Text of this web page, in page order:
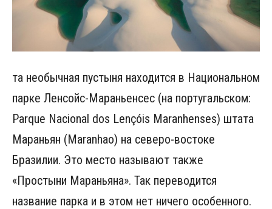
та необычная пустыня находится в Национальном
парке Ленсойc-Мараньенсес (на португальском:
Parque Nacional dos Lençóis Maranhenses) штата
Мараньян (Maranhao) на северо-востоке
Бразилии. Это место называют также
«Простыни Мараньяна». Так переводится
название парка и в этом нет ничего особенного.